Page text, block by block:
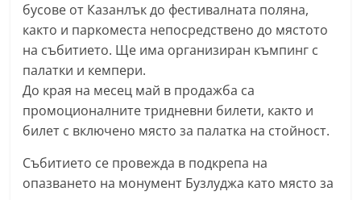
n
f
o
,
g
a
l
e
бусове от Казанлък до фестивалната поляна,
както и паркоместа непосредствено до мястото
на събитието. Ще има организиран къмпинг с
палатки и кемпери.
До края на месец май в продажба са
промоционалните тридневни билети, както и
билет с включено място за палатка на стойност.
Събитието се провежда в подкрепа на
опазването на монумент Бузлуджа като място за